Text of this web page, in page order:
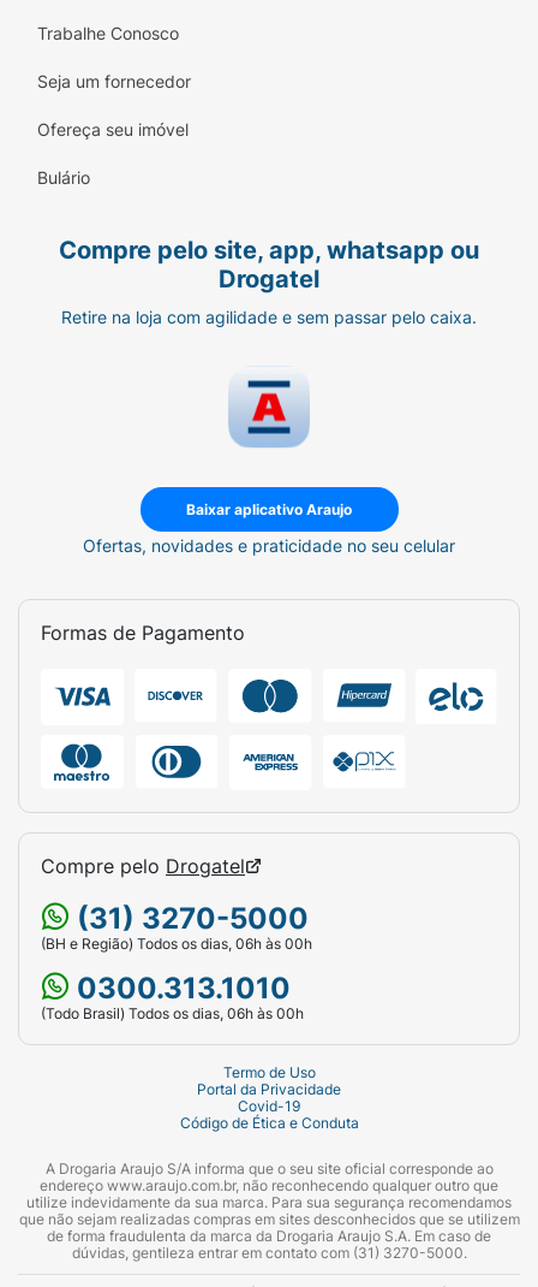
Trabalhe Conosco
Seja um fornecedor
Ofereça seu imóvel
Bulário
Compre pelo site, app, whatsapp ou
Drogatel
Retire na loja com agilidade e sem passar pelo caixa.
Baixar aplicativo Araujo
Ofertas, novidades e praticidade no seu celular
Formas de Pagamento
Compre pelo Drogatel
(31) 3270-5000
(BH e Região) Todos os dias, 06h às 00h
0300.313.1010
(Todo Brasil) Todos os dias, 06h às 00h
Termo de Uso
Portal da Privacidade
Covid-19
Código de Ética e Conduta
A Drogaria Araujo S/A informa que o seu site oficial corresponde ao
endereço www.araujo.com.br, não reconhecendo qualquer outro que
utilize indevidamente da sua marca. Para sua segurança recomendamos
que não sejam realizadas compras em sites desconhecidos que se utilizem
de forma fraudulenta da marca da Drogaria Araujo S.A. Em caso de
dúvidas, gentileza entrar em contato com (31) 3270-5000.